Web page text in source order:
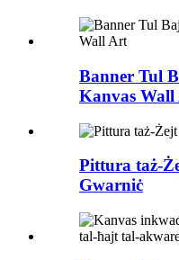
Banner Tul
Kanvas
Pittura taż-
Gwarniċ